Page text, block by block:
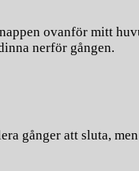
ovanför mitt
nerför gången.
gånger att sluta,